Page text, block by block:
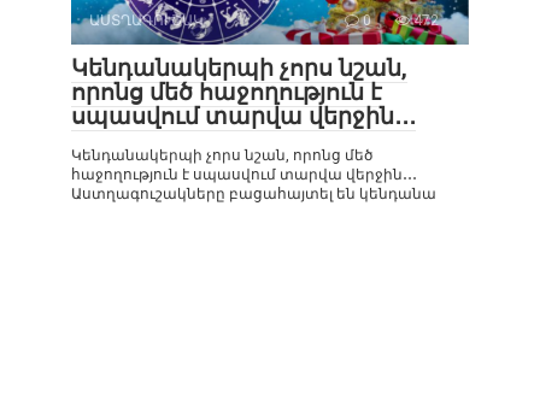
ԱՍՏՂԱԳՈՒՇԱԿ 0 472
Կենդանակերպի չորս նշան,
որոնց մեծ հաջողություն է
սպասվում տարվա վերջին․․․
Կենդանակերպի չորս նշան, որոնց մեծ
հաջողություն է սպասվում տարվա վերջին․․․
Աստղագուշակները բացահայտել են կենդանա